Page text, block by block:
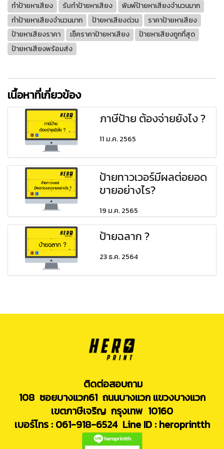
ทำป้ายหาเสียง
รับทำป้ายหาเสียง
พิมพ์ป้ายหาเสียงจำนวนมาก
ทำป้ายหาเสียงจำนวนมาก
ป้ายหาเสียงด่วน
ราคาป้ายหาเสียง
ป้ายหาเสียงราคา
เช็คราคาป้ายหาเสียง
ป้ายหาเสียงถูกที่สุด
ป้ายหาเสียงพร้อมส่ง
เนื้อหาที่เกี่ยวข้อง
ภาษีป้าย ต้องจ่ายยังไง ?
11 ม.ค. 2565
ป้ายทาวเวอร์มีผลต่อยอด
ขายอย่างไร?
19 ม.ค. 2565
ป้ายฉลาก ?
23 ธ.ค. 2564
ติดต่อสอบถาม
108 ซอยบางแวก61 ถนนบางแวก แขวงบางแวก
เขตภาษีเจริญ กรุงเทพ 10160
เบอร์โทร : 061-918-6524 Line ID : heroprintth